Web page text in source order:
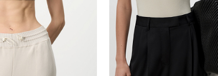
в корзину Добавить в